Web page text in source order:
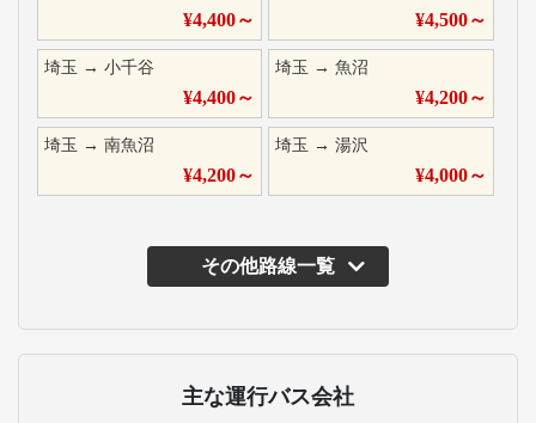
¥4,400～ ¥4,500～
埼玉 → 小千谷
¥4,400～
埼玉 →魚沼
¥4,200～
埼玉 → 南魚沼
¥4,200～
埼玉 →湯沢
¥4,000～
その他路線一覧
主な運行バス会社